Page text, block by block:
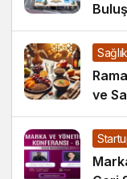
Sağlık
ve